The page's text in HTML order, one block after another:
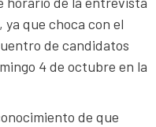
que choca con el
de candidatos
4 de octubre en la
de que